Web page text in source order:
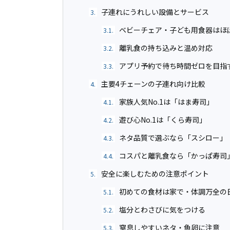
3. 子連れにうれしい設備とサービス
3.1. ベビーチェア・子ども用食器はほ
3.2. 離乳食の持ち込みと温め対応
3.3. アプリ予約で待ち時間ゼロを目指
4. 主要4チェーンの子連れ向け比較
4.1. 家族人気No.1は「はま寿司」
4.2. 遊び心No.1は「くら寿司」
4.3. ネタ品質で選ぶなら「スシロー」
4.4. コスパと離乳食なら「かっぱ寿司」
5. 安全に楽しむための注意ポイント
5.1. 初めての食材は家で・体調万全の
5.2. 塩分とわさびに気をつける
5.3. 窒息しやすいネタ・魚卵に注意